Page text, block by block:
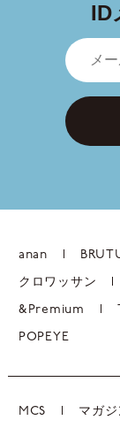
ID
anan
クロワッサン
&Premium
POPEYE
MCS マガジ